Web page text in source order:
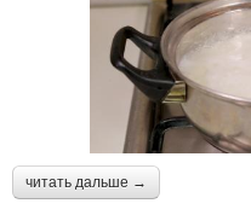
читать дальше →